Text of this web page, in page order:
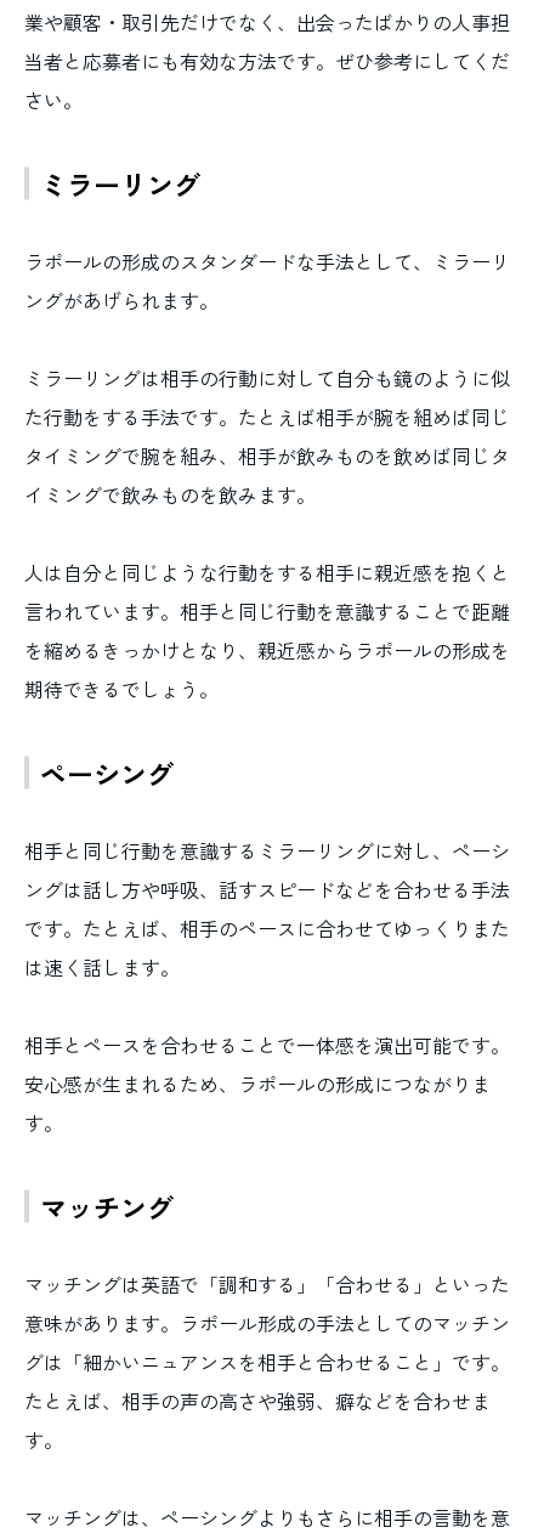
業や顧客・取引先だけでなく、出会ったばかりの人事担
当者と応募者にも有効な方法です。ぜひ参考にしてくだ
さい。
ミラーリング
ラポールの形成のスタンダードな手法として、ミラーリ
ングがあげられます。
ミラーリングは相手の行動に対して自分も鏡のように似
た行動をする手法です。たとえば相手が腕を組めば同じ
タイミングで腕を組み、相手が飲みものを飲めば同じタ
イミングで飲みものを飲みます。
人は自分と同じような行動をする相手に親近感を抱くと
言われています。相手と同じ行動を意識することで距離
を縮めるきっかけとなり、親近感からラポールの形成を
期待できるでしょう。
ペーシング
相手と同じ行動を意識するミラーリングに対し、ペーシ
ングは話し方や呼吸、話すスピードなどを合わせる手法
です。たとえば、相手のペースに合わせてゆっくりまた
は速く話します。
相手とペースを合わせることで一体感を演出可能です。
安心感が生まれるため、ラポールの形成につながりま
す。
マッチング
マッチングは英語で「調和する」「合わせる」といった
意味があります。ラポール形成の手法としてのマッチン
グは「細かいニュアンスを相手と合わせること」です。
たとえば、相手の声の高さや強弱、癖などを合わせま
す。
マッチングは、ペーシングよりもさらに相手の言動を意